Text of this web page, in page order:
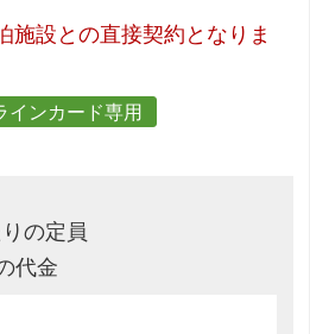
施設との直接契約となりま
インカード専用
の定員
代金